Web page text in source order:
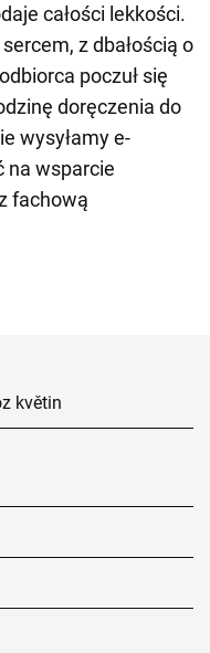
całości lekkości.
z dbałością o
poczuł się
doręczenia do
wysyłamy e-
na wsparcie
fachową
květin